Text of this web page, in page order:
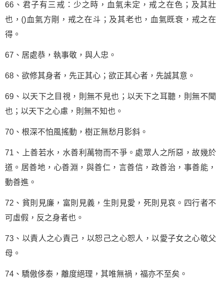
66、君子有三戒：少之時，血氣未定，戒之在色；及其壯
也，()血氣方剛，戒之在斗；及其老也，血氣既衰，戒之在
得。
67、居處恭，執事敬，與人忠。
68、欲修其身者，先正其心；欲正其心者，先誠其意。
69、以天下之目視，則無不見也；以天下之耳聽，則無不聞
也；以天下之心慮，則無不知也。
70、根深不怕風搖動，樹正無愁月影斜。
71、上善若水，水善利萬物而不爭。處眾人之所惡，故幾於
道。居善地，心善淵，與善仁，言善信，政善治，事善能，
動善進。
72、貧則見廉，富則見義，生則見愛，死則見哀。四行者不
可虛假，反之身者也。
73、以責人之心責己，以恕己之心恕人，以愛子女之心敬父
母。
74、驕傲侈泰，離度絕理，其唯無禍，福亦不至矣。